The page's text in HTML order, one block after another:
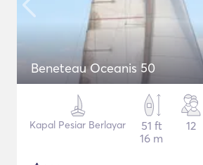
Beneteau Oceanis 50
Kapal Pesiar Berlayar
51 ft
16 m
12